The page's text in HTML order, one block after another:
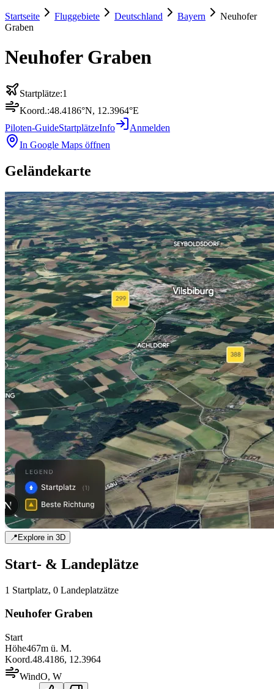
Startseite Fluggebiete Deutschland Bayern
Neuhofer
Graben
Neuhofer Graben
Startplätze:1
Koord.:48.4186°N, 12.3964°E
Piloten-GuideStartplätzeInfo
Anmelden
In Google Maps öffnen
Geländekarte
📍Explore in 3D
Start- & Landeplätze
1 Startplatz, 0 Landeplatzätze
Neuhofer Graben
Start
Höhe467m ü. M.
Koord.48.4186, 12.3964
WindO, W